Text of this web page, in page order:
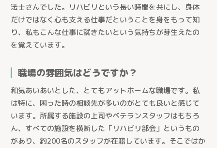
法士さんでした。リハビリという長い時間を共にし、身体
だけではなく心も支える仕事だということを身をもって知
り、私もこんな仕事に就きたいという気持ちが芽生えたの
を覚えています。
職場の雰囲気はどうですか？
和気あいあいとした、とてもアットホームな職場です。私
は特に、困った時の相談先が多いのがとても良いと感じて
います。所属する施設の上司やベテランスタッフはもちろ
ん、すべての施設を横断した「リハビリ部会」というもの
があり、約200名のスタッフが在籍しています。そこではか